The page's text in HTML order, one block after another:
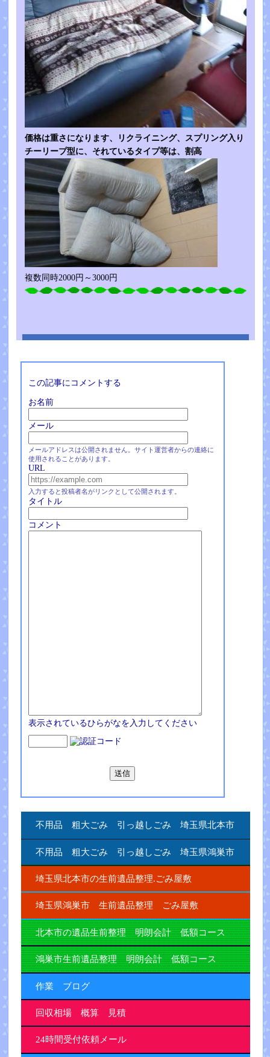
価格は重さになります、リクライニング、スプリング入り
チーリープ型に、それているタイプ等は、割高
複数同時2000円～3000円
この記事にコメントする
お名前
メール
メールアドレスは公開されません。サイト運営者からの連絡に
使用されることがあります。
URL
入力すると投稿者名がリンクとして公開されます。
タイトル
コメント
表示されているひらがなを入力してください
不用品 粗大ごみ 引っ越しごみ 埼玉県北本市
不用品 粗大ごみ 引っ越しごみ 埼玉県鴻巣市
埼玉県北本市の生前遺品整理.ごみ屋敷
埼玉県鴻巣市 生前遺品整理 ごみ屋敷
北本市の遺品生前整理 明朗会計 低額コース
鴻巣市生前遺品整理 明朗会計 低額コース
作業 ブログ
回収相場 概算 見積
24時間受付依頼メール